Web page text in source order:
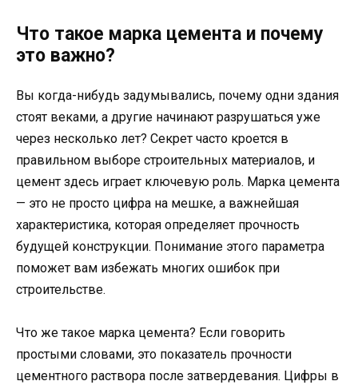
Что такое марка цемента и почему
это важно?
Вы когда-нибудь задумывались, почему одни здания
стоят веками, а другие начинают разрушаться уже
через несколько лет? Секрет часто кроется в
правильном выборе строительных материалов, и
цемент здесь играет ключевую роль. Марка цемента
— это не просто цифра на мешке, а важнейшая
характеристика, которая определяет прочность
будущей конструкции. Понимание этого параметра
поможет вам избежать многих ошибок при
строительстве.
Что же такое марка цемента? Если говорить
простыми словами, это показатель прочности
цементного раствора после затвердевания. Цифры в